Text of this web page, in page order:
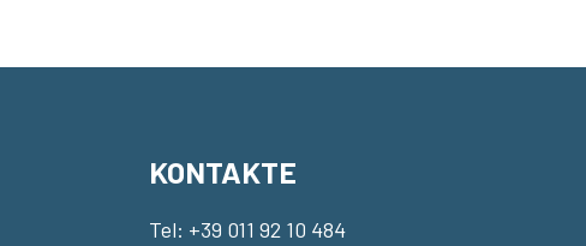
KONTAKTE
Tel: +39 011 92 10 484